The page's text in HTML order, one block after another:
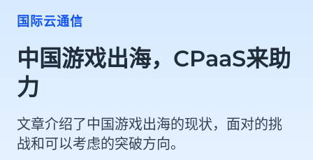
国际云通信
中国游戏出海，CPaaS来助
力
文章介绍了中国游戏出海的现状，面对的挑
战和可以考虑的突破方向。